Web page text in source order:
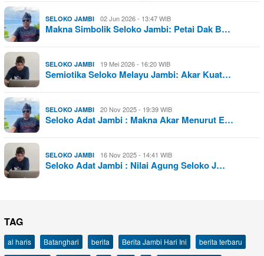
SELOKO JAMBI 02 Jun 2026 - 13:47 WIB
Makna Simbolik Seloko Jambi: Petai Dak B…
SELOKO JAMBI 19 Mei 2026 - 16:20 WIB
Semiotika Seloko Melayu Jambi: Akar Kuat…
SELOKO JAMBI 20 Nov 2025 - 19:39 WIB
Seloko Adat Jambi : Makna Akar Menurut E…
SELOKO JAMBI 16 Nov 2025 - 14:41 WIB
Seloko Adat Jambi : Nilai Agung Seloko J…
TAG
al haris Batanghari berita Berita Jambi Hari Ini
berita terbaru